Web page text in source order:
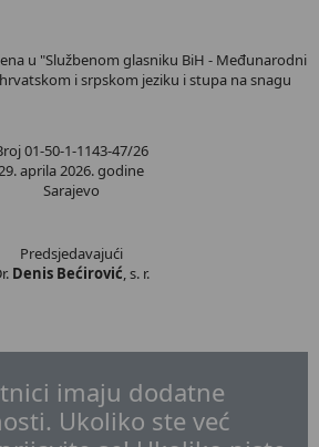
u "Službenom glasniku BiH - Međunarodni
i srpskom jeziku i stupa na snagu
01-50-1-1143-47/26
aprila 2026. godine
Sarajevo
Predsjedavajući
Denis Bećirović, s. r.
imaju dodatne
Ukoliko ste već